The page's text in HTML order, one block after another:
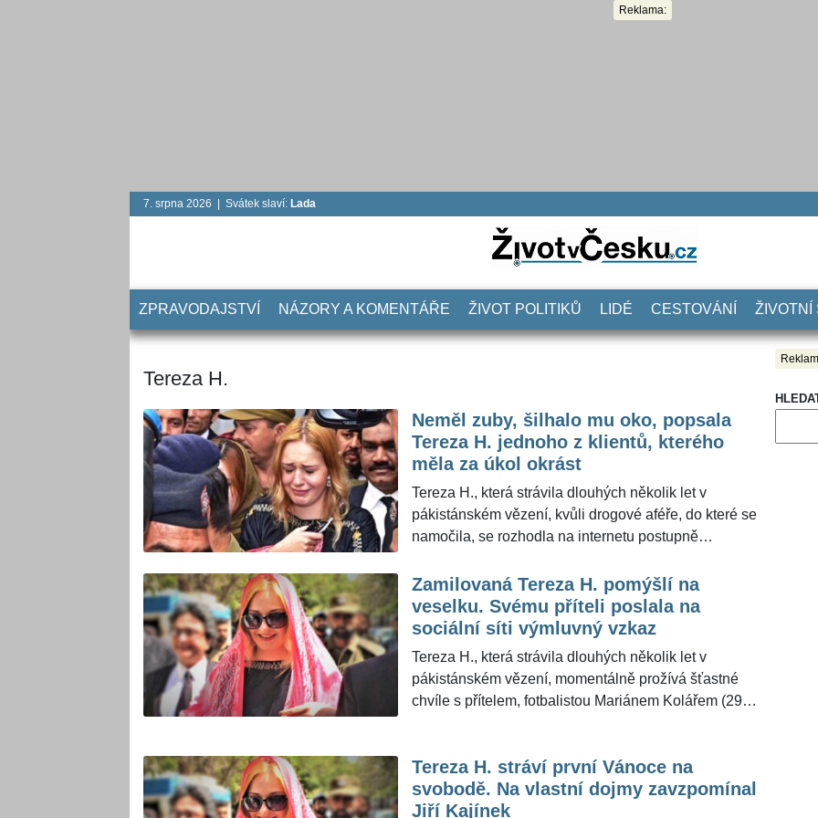
Reklama:
7. srpna 2026 | Svátek slaví: Lada
ZPRAVODAJSTVÍ NÁZORY A KOMENTÁŘE ŽIVOT POLITIKŮ LIDÉ CESTOVÁNÍ ŽIVOTNÍ
Tereza H.
Neměl zuby, šilhalo mu oko, popsala
Tereza H. jednoho z klientů, kterého
měla za úkol okrást
Tereza H., která strávila dlouhých několik let v
pákistánském vězení, kvůli drogové aféře, do které se
namočila, se rozhodla na internetu postupně
dramatických událostí a práci placené společnice, což
se příliš nepodobalo jejímu původnímu úmyslu - jak
uvedla její babička pro ŽivotvČesku.cz, plánovala
vlastně dostala do země, kde musela nedobrovolně
strávit čtyři roky.
Zamilovaná Tereza H. pomýšlí na
veselku. Svému příteli poslala na
sociální síti výmluvný vzkaz
Tereza H., která strávila dlouhých několik let v
pákistánském vězení, momentálně prožívá šťastné
chvíle s přítelem, fotbalistou Mariánem Kolářem (29).
snem bylo stát se modelkou, což dost vypovídá o její
kráse. Nyní pohledná blondýnka začala pomýšlet na
svatbu. Na sociální síti tak muži svého srdce
Tereza H. stráví první Vánoce na
svobodě. Na vlastní dojmy zavzpomínal
Jiří Kajínek